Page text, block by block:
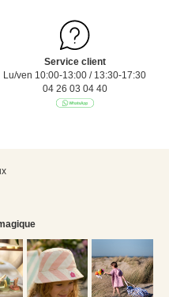
Service client
Lu/ven 10:00-13:00 / 13:30-17:30
04 26 03 04 40